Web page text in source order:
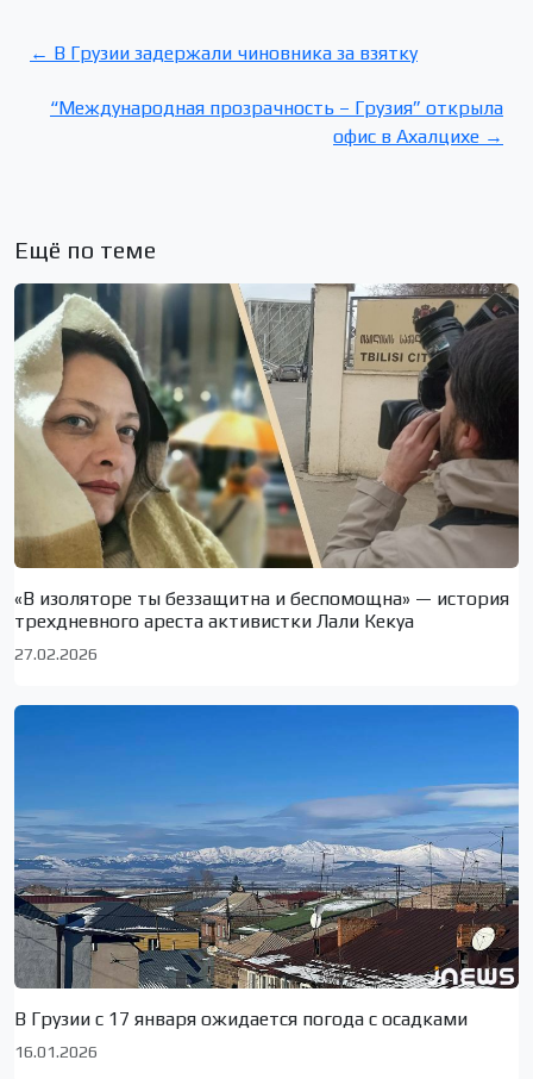
← В Грузии задержали чиновника за взятку
“Международная прозрачность – Грузия” открыла
офис в Ахалцихе →
Ещё по теме
«В изоляторе ты беззащитна и беспомощна» — история
трехдневного ареста активистки Лали Кекуа
27.02.2026
В Грузии с 17 января ожидается погода с осадками
16.01.2026